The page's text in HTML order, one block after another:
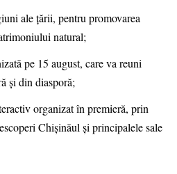
ale țării, pentru promovarea
natural;
pe 15 august, care va reuni
și din diasporă;
organizat în premieră, prin
Chișinăul și principalele sale